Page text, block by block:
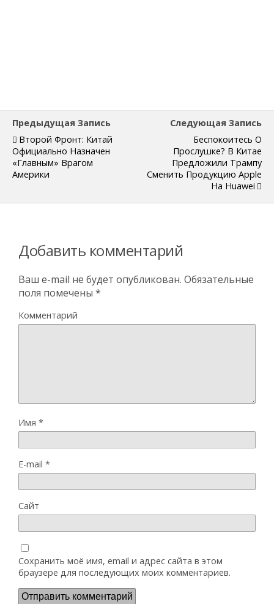
Предыдущая Запись
Второй Фронт: Китай
Официально Назначен
«главным» Врагом
Америки
Следующая Запись
Беспокоитесь О
Прослушке? В Китае
Предложили Трампу
Сменить Продукцию Apple
На Huawei
Добавить комментарий
Ваш e-mail не будет опубликован. Обязательные
поля помечены *
Комментарий
Имя *
E-mail *
Сайт
Сохранить моё имя, email и адрес сайта в этом
браузере для последующих моих комментариев.